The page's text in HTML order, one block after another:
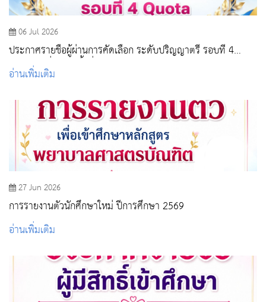
06 Jul 2026
ประกาศรายชื่อผู้ผ่านการคัดเลือก ระดับปริญญาตรี รอบที่ 4
Quota (เพิ่มเติมครั้งที่ 2)
อ่านเพิ่มเติม
27 Jun 2026
การรายงานตัวนักศึกษาใหม่ ปีการศึกษา 2569
อ่านเพิ่มเติม